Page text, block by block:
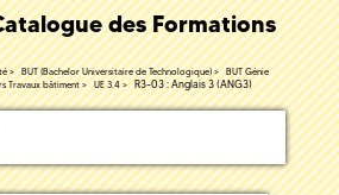
des Formations
BUT (Bachelor Universitaire de Technologique)
BUT Génie
Travaux bâtiment UE 3.4 R3-03 : Anglais 3 (ANG3)